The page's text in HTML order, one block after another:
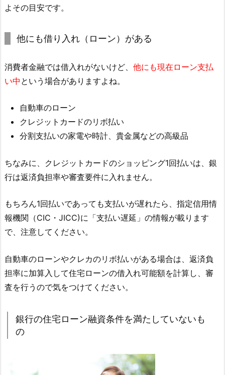
よその目安です。
他にも借り入れ（ローン）がある
消費者金融では借入れがないけど、 他にも現在ローン支払
い中 という場合がありますよね。
自動車のローン
クレジットカードのリボ払い
分割支払いの家電や時計、貴金属などの高級品
ちなみに、クレジットカードのショッピング1回払いは、銀
行は返済負担率や審査要件に入れません。
もちろん1回払いであっても支払いが遅れたら、指定信用情
報機関（CIC・JICC)に「支払い遅延」の情報が載ります
で、注意してください。
自動車のローンやクレカのリボ払いがある場合は、返済負
担率に加算入して住宅ローンの借入れ可能額を計算し、審
査を行うので気をつけてください。
銀行の住宅ローン融資条件を満たしていないも
の